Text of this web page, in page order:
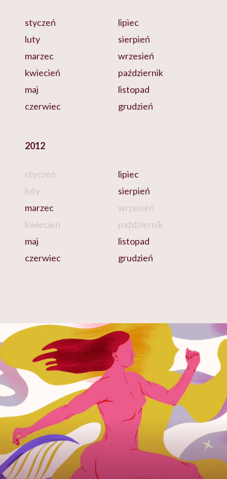
styczeń
luty
marzec
kwiecień
maj
czerwiec
lipiec
sierpień
wrzesień
październik
listopad
grudzień
2012
styczeń
luty
marzec
kwiecień
maj
czerwiec
lipiec
sierpień
wrzesień
październik
listopad
grudzień